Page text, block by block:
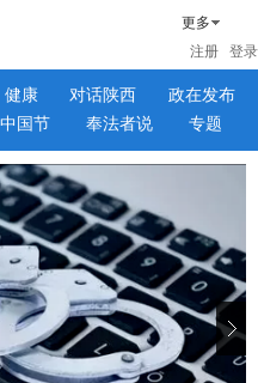
更多
注册
登录
健康 对话陕西
政在发布
国节 奉法者说 专题